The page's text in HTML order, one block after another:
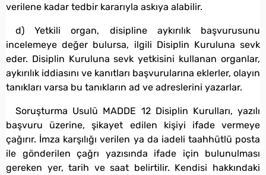
verilene kadar tedbir kararıyla askıya alabilir.
d) Yetkili organ, disipline aykırılık başvurusunu
incelemeye değer bulursa, ilgili Disiplin Kuruluna sevk
eder. Disiplin Kuruluna sevk yetkisini kullanan organlar,
aykırılık iddiasını ve kanıtları başvurularına eklerler, olayın
tanıkları varsa bu tanıkların ad ve adreslerini yazarlar.
Soruşturma Usulü MADDE 12 Disiplin Kurulları, yazılı
başvuru üzerine, şikayet edilen kişiyi ifade vermeye
çağırır. İmza karşılığı verilen ya da iadeli taahhütlü posta
ile gönderilen çağrı yazısında ifade için bulunulması
gereken yer, tarih ve saat belirtilir. Kendisi hakkındaki